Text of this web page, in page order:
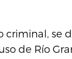
se
de Río